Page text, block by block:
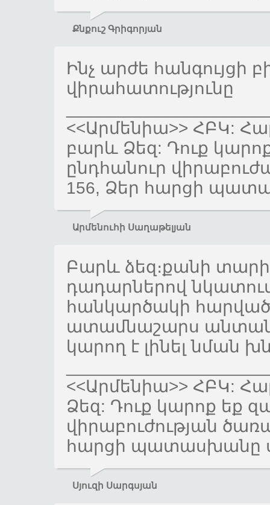
Քնքուշ Գրիգորյան
Ինչ արժե
վիրահատությունը
<<Արմենիա>> ՀԲԿ:
բարև Ձեզ: Դուք
ընդհանուր
156, Ձեր հարցի
Արմենուհի Սաղաթելյան
Բարև ձեզ։քանի
դադարներով
հանկարծակի
ատամնաշարս
կարող է լինել նման
<<Արմենիա>> ՀԲԿ:
Ձեզ: Դուք կարոք եք
վիրաբուժության
հարցի պատասխանը
Սյուզի Սարգսյան